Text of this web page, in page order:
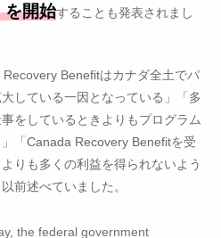
開始することも発表されまし
Benefitはカナダ全土でパ
している一因となっている」「多
をしているときよりもプログラム
「Canada Recovery Benefitを受
りも多くの利益を得られないよう
前述べていました。
the federal government